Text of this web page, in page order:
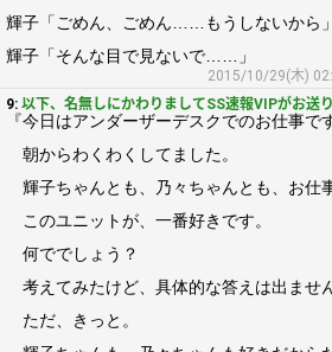
輝子「ごめん、ごめん……もうしないから」
輝子「そんな目で見ないで……」
2015/10/29(木)
9: 以下、名無しにかわりましてSS速報VIPがお送
『今日はアンダーザーデスクでのお仕事で
朝からわくわくしてました。
輝子ちゃんとも、乃々ちゃんとも、お仕
このユニットが、一番好きです。
何ででしょう？
考えてみたけど、具体的な答えは出ません
ただ、きっと。